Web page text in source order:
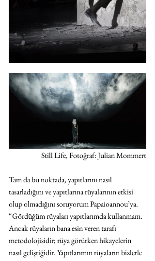
Still Life, Fotoğraf: Julian Mommert
Tam da bu noktada, yapıtlarını nasıl
tasarladığını ve yapıtlarına rüyalarının etkisi
olup olmadığını soruyorum Papaioannou’ya.
“Gördüğüm rüyaları yapıtlarımda kullanmam.
Ancak rüyaların bana esin veren tarafı
metodolojisidir; rüya görürken hikayelerin
nasıl geliştiğidir. Yapıtlarımın rüyaların bizlerle